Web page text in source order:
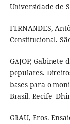
Universidade de
FERNANDES,
Constitucional.
GAJOP, Gabinete
populares.
bases para o
Brasil. Recife:
GRAU, Eros.